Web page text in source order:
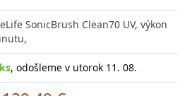
SonicBrush Clean70 UV, výkon
, odošleme v utorok 11. 08.